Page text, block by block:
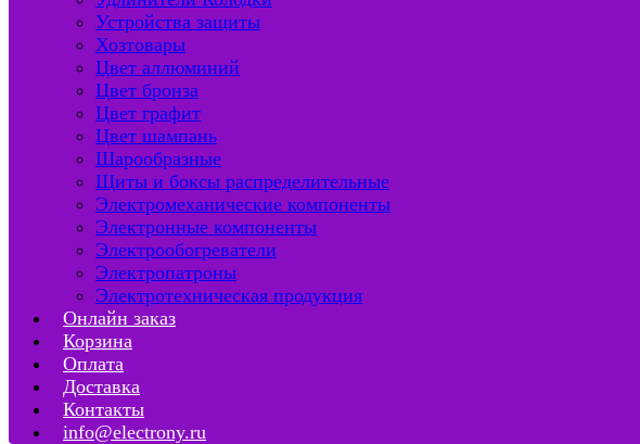
Устройства защиты
Хозтовары
Цвет аллюминий
Цвет бронза
Цвет графит
Цвет шампань
Шарообразные
Щиты и боксы распределительные
Электромеханические компоненты
Электронные компоненты
Электрообогреватели
Электропатроны
Электротехническая продукция
Онлайн заказ
Корзина
Оплата
Доставка
Контакты
info@electrony.ru